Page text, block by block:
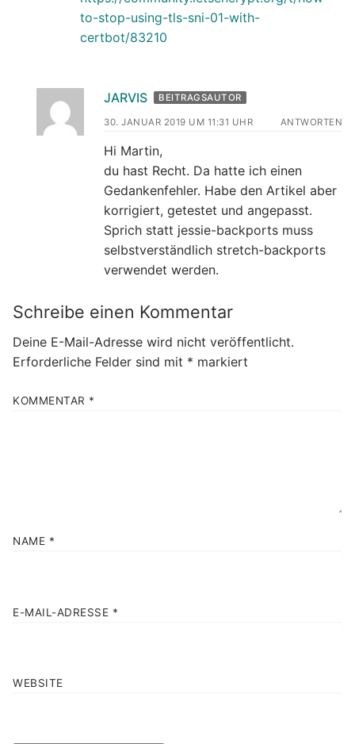
to-stop-using-tls-sni-01-with-
certbot/83210
JARVIS BEITRAGSAUTOR
30. JANUAR 2019 UM 11:31 UHR ANTWORTEN
Hi Martin,
du hast Recht. Da hatte ich einen
Gedankenfehler. Habe den Artikel aber
korrigiert, getestet und angepasst.
Sprich statt jessie-backports muss
selbstverständlich stretch-backports
verwendet werden.
Schreibe einen Kommentar
Deine E-Mail-Adresse wird nicht veröffentlicht.
Erforderliche Felder sind mit * markiert
KOMMENTAR *
NAME *
E-MAIL-ADRESSE *
WEBSITE